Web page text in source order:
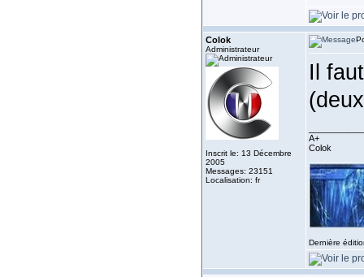
Colok
Administrateur
Inscrit le: 13 Décembre
2005
Messages: 23151
Localisation: fr
Il
A+
Colok
Dernière